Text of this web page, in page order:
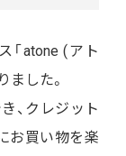
「atone (アト
ました。
、クレジット
お買い物を楽